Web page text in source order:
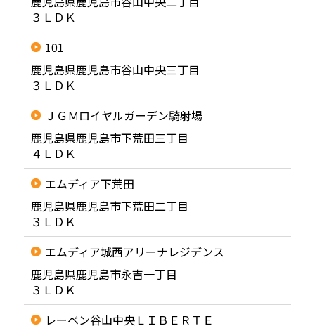
３ＬＤＫ
101
鹿児島県鹿児島市谷山中央三丁目
３ＬＤＫ
ＪＧＭロイヤルガーデン騎射場
鹿児島県鹿児島市下荒田三丁目
４ＬＤＫ
エムディア下荒田
鹿児島県鹿児島市下荒田二丁目
３ＬＤＫ
エムディア城西アリーナレジデンス
鹿児島県鹿児島市永吉一丁目
３ＬＤＫ
レーベン谷山中央ＬＩＢＥＲＴＥ